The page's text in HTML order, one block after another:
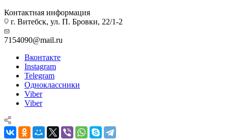
Контактная информация
г. Витебск, ул. П. Бровки, 22/1-2
7154090@mail.ru
Вконтакте
Instagram
Telegram
Одноклассники
Viber
Viber